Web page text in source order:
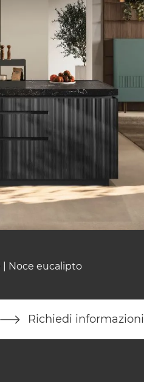
| Noce eucalipto
Richiedi informazioni